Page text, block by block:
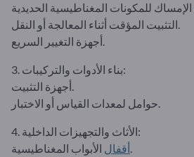
التثبيت المؤقت أثناء المعالجة أو النقل.
أجهزة التغيير السريع.
3. بناء الأدوات والتركيبات:
أجهزة التثبيت.
حوامل لمعدات القياس أو الاختبار.
4. الأثاث والتجهيزات الداخلية:
أقفالالأبواب المغناطيسية.